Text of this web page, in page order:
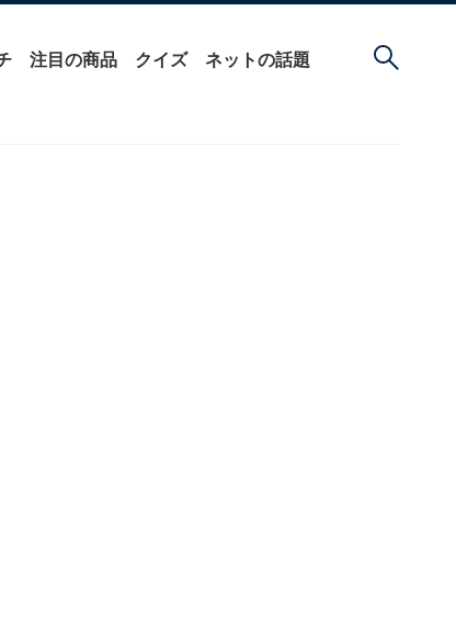
注目の商品 クイズ ネットの話題